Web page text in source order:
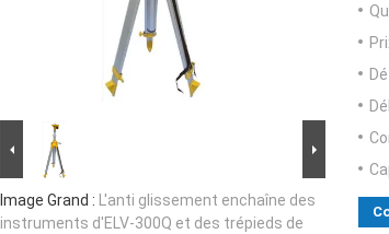
Image Grand : L'anti glissement enchaîne des
instruments d'ELV-300Q et des trépieds de